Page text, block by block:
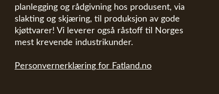
planlegging og rådgivning hos produsent, via
slakting og skjæring, til produksjon av gode
kjøttvarer! Vi leverer også råstoff til Norges
mest krevende industrikunder.
Personvernerklæring for Fatland.no